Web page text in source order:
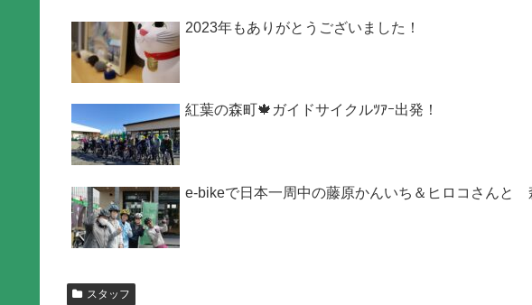
2023年もありがとうございました！
紅葉の森町🍁ガイドサイクルﾂｱｰ出発！
e-bikeで日本一周中の藤原かんいち＆ヒロコさんと
スタッフ